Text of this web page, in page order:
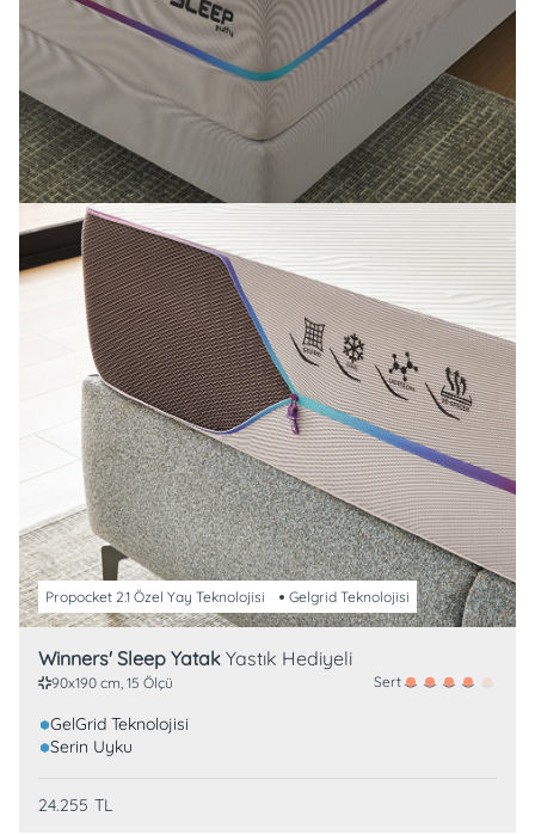
Propocket 2.1 Özel Yay Teknolojisi Gelgrid Teknolojisi
Winners' Sleep Yatak Yastık Hediyeli
90x190 cm, 15 Ölçü Sert
GelGrid Teknolojisi
Serin Uyku
24.255 TL